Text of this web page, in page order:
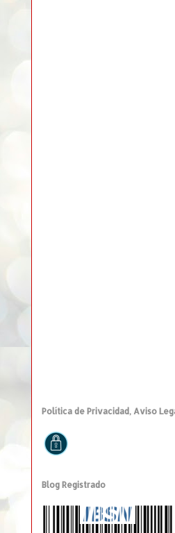
Política de Privacidad, Aviso
Blog Registrado